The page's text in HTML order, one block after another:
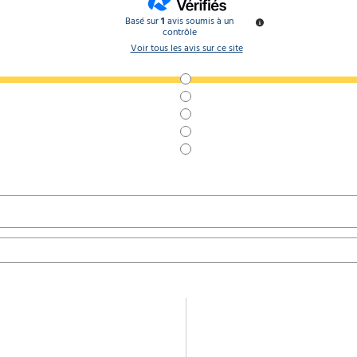
Basé sur1 avis soumis à un
contrôle
Voir tous les avis sur ce site